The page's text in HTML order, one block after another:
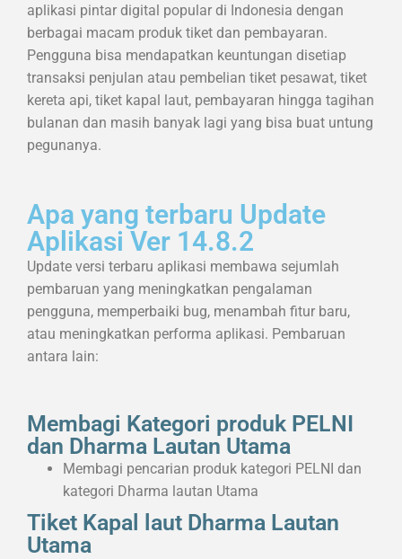
aplikasi pintar digital popular di Indonesia dengan
berbagai macam produk tiket dan pembayaran.
Pengguna bisa mendapatkan keuntungan disetiap
transaksi penjulan atau pembelian tiket pesawat, tiket
kereta api, tiket kapal laut, pembayaran hingga tagihan
bulanan dan masih banyak lagi yang bisa buat untung
pegunanya.
Apa yang terbaru Update
Aplikasi Ver 14.8.2
Update versi terbaru aplikasi membawa sejumlah
pembaruan yang meningkatkan pengalaman
pengguna, memperbaiki bug, menambah fitur baru,
atau meningkatkan performa aplikasi. Pembaruan
antara lain:
Membagi Kategori produk PELNI
dan Dharma Lautan Utama
Membagi pencarian produk kategori PELNI dan
kategori Dharma lautan Utama
Tiket Kapal laut Dharma Lautan
Utama